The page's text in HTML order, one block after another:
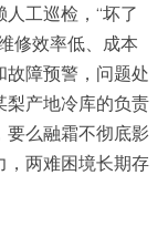
工巡检，“坏了
修效率低、成本
故障预警，问题处
梨产地冷库的负责
要么融霜不彻底影
，两难困境长期存